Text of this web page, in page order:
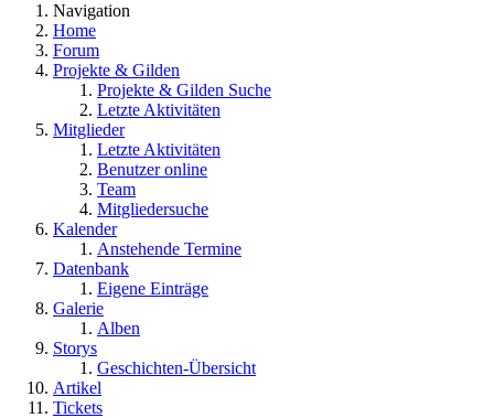
Navigation
Home
Forum
Projekte & Gilden
Projekte & Gilden Suche
Letzte Aktivitäten
Mitglieder
Letzte Aktivitäten
Benutzer online
Team
Mitgliedersuche
Kalender
Anstehende Termine
Datenbank
Eigene Einträge
Galerie
Alben
Storys
Geschichten-Übersicht
Artikel
Tickets